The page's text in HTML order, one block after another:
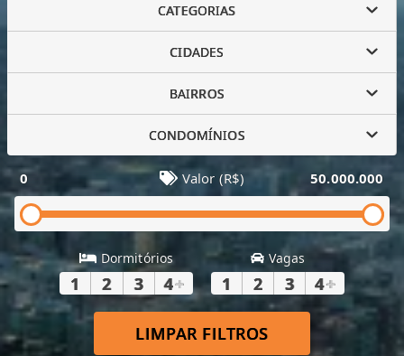
CATEGORIAS
CIDADES
BAIRROS
CONDOMÍNIOS
0 Valor (R$) 50.000.000
Dormitórios
1 2 3 4+
Vagas
1 2 3 4+
LIMPAR FILTROS